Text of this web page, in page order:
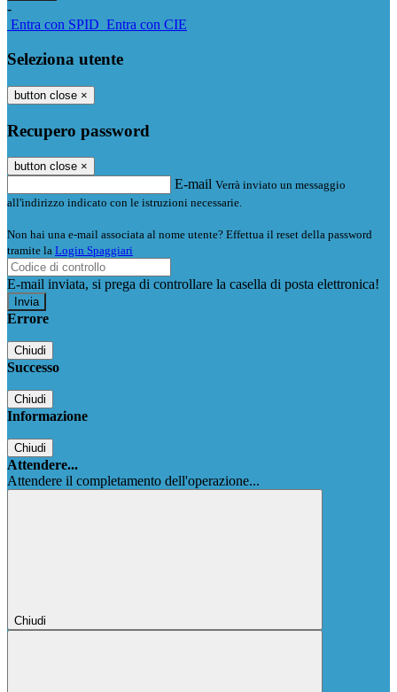
-
Entra con SPID Entra con CIE
Seleziona utente
button close ×
Recupero password
button close ×
E-mail Verrà inviato un messaggio
all'indirizzo indicato con le istruzioni necessarie.
Non hai una e-mail associata al nome utente? Effettua il reset della password
tramite la Login Spaggiari
E-mail inviata, si prega di controllare la casella di posta elettronica!
Errore
Chiudi
Successo
Chiudi
Informazione
Chiudi
Attendere...
Attendere il completamento dell'operazione...
Chiudi